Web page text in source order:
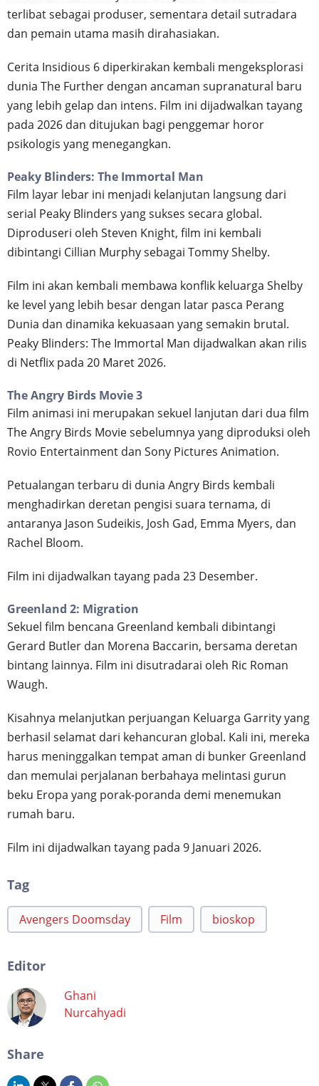
terlibat sebagai produser, sementara detail sutradara
dan pemain utama masih dirahasiakan.
Cerita Insidious 6 diperkirakan kembali mengeksplorasi
dunia The Further dengan ancaman supranatural baru
yang lebih gelap dan intens. Film ini dijadwalkan tayang
pada 2026 dan ditujukan bagi penggemar horor
psikologis yang menegangkan.
Peaky Blinders: The Immortal Man
Film layar lebar ini menjadi kelanjutan langsung dari
serial Peaky Blinders yang sukses secara global.
Diproduseri oleh Steven Knight, film ini kembali
dibintangi Cillian Murphy sebagai Tommy Shelby.
Film ini akan kembali membawa konflik keluarga Shelby
ke level yang lebih besar dengan latar pasca Perang
Dunia dan dinamika kekuasaan yang semakin brutal.
Peaky Blinders: The Immortal Man dijadwalkan akan rilis
di Netflix pada 20 Maret 2026.
The Angry Birds Movie 3
Film animasi ini merupakan sekuel lanjutan dari dua film
The Angry Birds Movie sebelumnya yang diproduksi oleh
Rovio Entertainment dan Sony Pictures Animation.
Petualangan terbaru di dunia Angry Birds kembali
menghadirkan deretan pengisi suara ternama, di
antaranya Jason Sudeikis, Josh Gad, Emma Myers, dan
Rachel Bloom.
Film ini dijadwalkan tayang pada 23 Desember.
Greenland 2: Migration
Sekuel film bencana Greenland kembali dibintangi
Gerard Butler dan Morena Baccarin, bersama deretan
bintang lainnya. Film ini disutradarai oleh Ric Roman
Waugh.
Kisahnya melanjutkan perjuangan Keluarga Garrity yang
berhasil selamat dari kehancuran global. Kali ini, mereka
harus meninggalkan tempat aman di bunker Greenland
dan memulai perjalanan berbahaya melintasi gurun
beku Eropa yang porak-poranda demi menemukan
rumah baru.
Film ini dijadwalkan tayang pada 9 Januari 2026.
Tag
Avengers Doomsday Film bioskop
Editor
Ghani
Nurcahyadi
Share